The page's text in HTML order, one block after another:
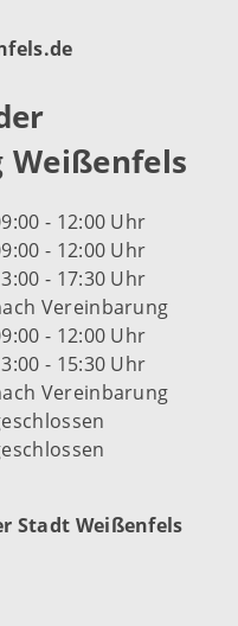
- 12:00 Uhr
- 12:00 Uhr
- 17:30 Uhr
Vereinbarung
- 12:00 Uhr
- 15:30 Uhr
Vereinbarung
Stadt Weißenfels